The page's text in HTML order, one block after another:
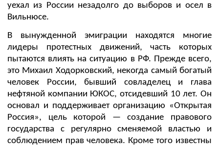
уехал из России незадолго до выборов и осел в
Вильнюсе.
В вынужденной эмиграции находятся многие
лидеры протестных движений, часть которых
пытаются влиять на ситуацию в РФ. Прежде всего,
это Михаил Ходорковский, некогда самый богатый
человек России, бывший совладелец и глава
нефтяной компании ЮКОС, отсидевший 10 лет. Он
основал и поддерживает организацию «Открытая
Россия», цель которой — создание правового
государства с регулярно сменяемой властью и
соблюдением прав человека. Кроме того известны